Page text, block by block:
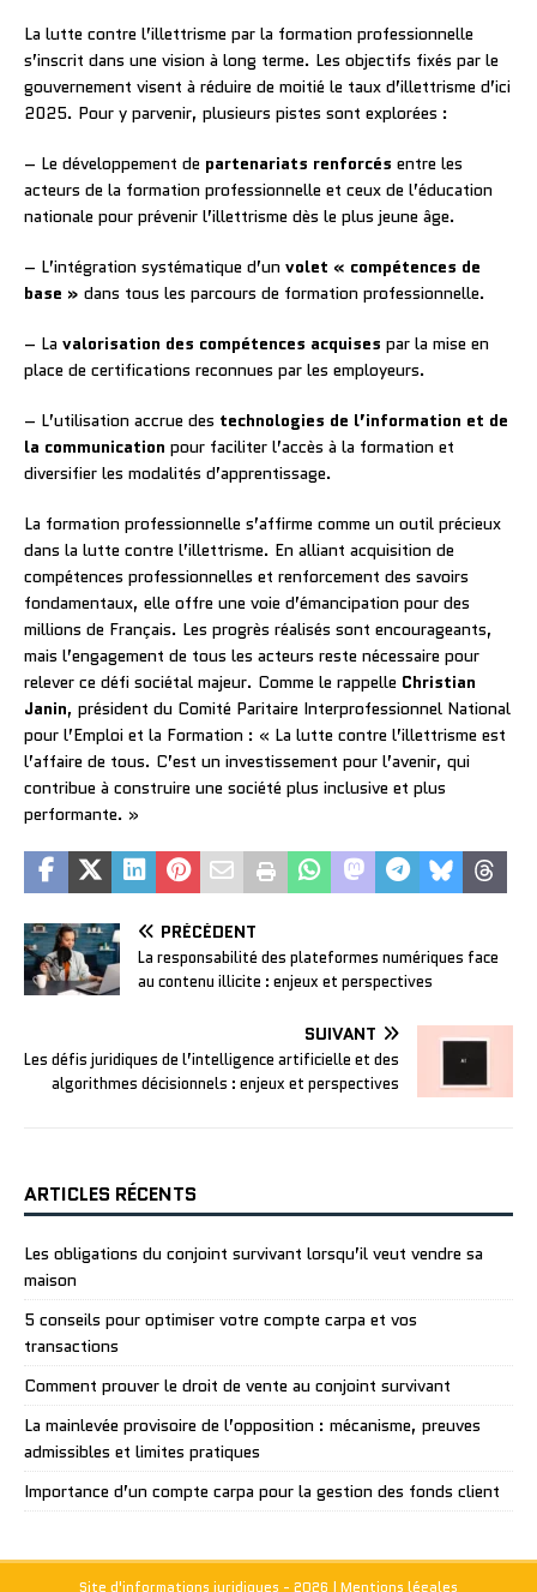
La lutte contre l’illettrisme par la formation professionnelle
s’inscrit dans une vision à long terme. Les objectifs fixés par le
gouvernement visent à réduire de moitié le taux d’illettrisme d’ici
2025. Pour y parvenir, plusieurs pistes sont explorées :
– Le développement de partenariats renforcés entre les
acteurs de la formation professionnelle et ceux de l’éducation
nationale pour prévenir l’illettrisme dès le plus jeune âge.
– L’intégration systématique d’un volet « compétences de
base » dans tous les parcours de formation professionnelle.
– La valorisation des compétences acquises par la mise en
place de certifications reconnues par les employeurs.
– L’utilisation accrue des technologies de l’information et de
la communication pour faciliter l’accès à la formation et
diversifier les modalités d’apprentissage.
La formation professionnelle s’affirme comme un outil précieux
dans la lutte contre l’illettrisme. En alliant acquisition de
compétences professionnelles et renforcement des savoirs
fondamentaux, elle offre une voie d’émancipation pour des
millions de Français. Les progrès réalisés sont encourageants,
mais l’engagement de tous les acteurs reste nécessaire pour
relever ce défi sociétal majeur. Comme le rappelle Christian
Janin, président du Comité Paritaire Interprofessionnel National
pour l’Emploi et la Formation : « La lutte contre l’illettrisme est
l’affaire de tous. C’est un investissement pour l’avenir, qui
contribue à construire une société plus inclusive et plus
performante. »
PRÉCÉDENT
La responsabilité des plateformes numériques face
au contenu illicite : enjeux et perspectives
SUIVANT
Les défis juridiques de l’intelligence artificielle et des
algorithmes décisionnels : enjeux et perspectives
ARTICLES RÉCENTS
Les obligations du conjoint survivant lorsqu’il veut vendre sa
maison
5 conseils pour optimiser votre compte carpa et vos
transactions
Comment prouver le droit de vente au conjoint survivant
La mainlevée provisoire de l’opposition : mécanisme, preuves
admissibles et limites pratiques
Importance d’un compte carpa pour la gestion des fonds client
Site d'informations juridiques - 2026 | Mentions légales